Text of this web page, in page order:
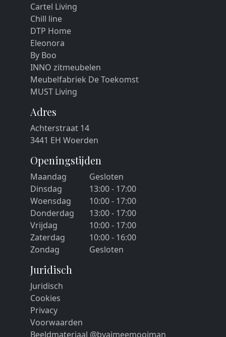
Cartel Living
Chill line
DTP Home
Eleonora
By Boo
INNO zitmeubelen
Meubelfabriek De Toekomst
MUST Living
Adres
Achterstraat 14
3441 EH Woerden
Openingstijden
Maandag
Gesloten
Dinsdag
13:00 - 17:00
Woensdag
10:00 - 17:00
Donderdag
13:00 - 17:00
Vrijdag
10:00 - 17:00
Zaterdag
10:00 - 16:00
Zondag
Gesloten
Juridisch
Juridisch
Cookies
Privacy
Voorwaarden
Beeldmateriaal @byaimeemooiman